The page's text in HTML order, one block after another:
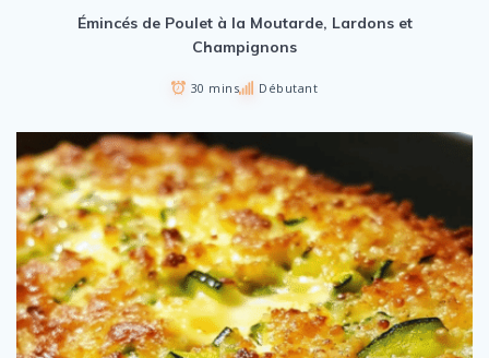
Émincés de Poulet à la Moutarde, Lardons et
Champignons
30 mins Débutant